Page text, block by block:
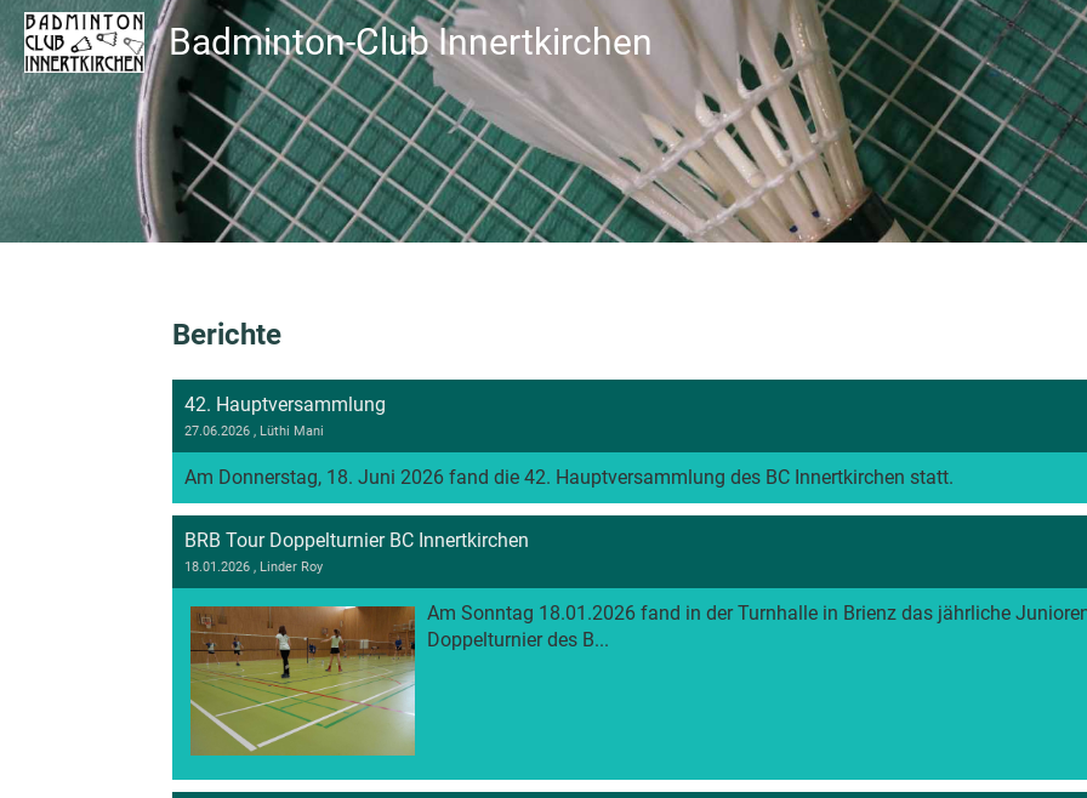
Badminton-Club Innertkirchen
Berichte
42. Hauptversammlung
27.06.2026 , Lüthi Mani
Am Donnerstag, 18. Juni 2026 fand die 42. Hauptversammlung des BC Innertkirchen statt.
BRB Tour Doppelturnier BC Innertkirchen
18.01.2026 , Linder Roy
Am Sonntag 18.01.2026 fand in der Turnhalle in Brienz das jährliche
Doppelturnier des B...